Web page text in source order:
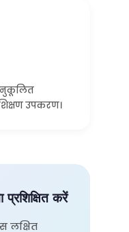
उपकरण।
करें
लक्षित